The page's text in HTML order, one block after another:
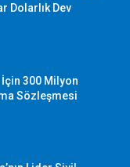
Dolarlık Dev
300 Milyon
Sözleşmesi